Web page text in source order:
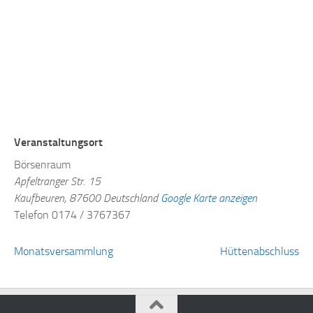
Veranstaltungsort
Börsenraum
Apfeltranger Str. 15
Kaufbeuren, 87600 Deutschland Google Karte anzeigen
Telefon 0174 / 3767367
Monatsversammlung Hüttenabschluss